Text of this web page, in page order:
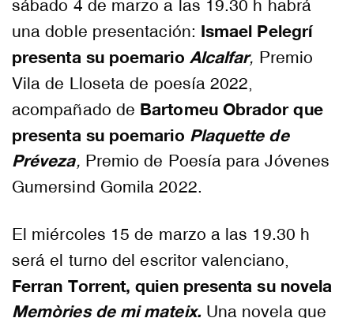
sábado 4 de marzo a las 19.30 h habrá
una doble presentación: Ismael Pelegrí
presenta su poemario Alcalfar, Premio
Vila de Lloseta de poesía 2022,
acompañado de Bartomeu Obrador que
presenta su poemario Plaquette de
Préveza, Premio de Poesía para Jóvenes
Gumersind Gomila 2022.
El miércoles 15 de marzo a las 19.30 h
será el turno del escritor valenciano,
Ferran Torrent, quien presenta su novela
Memòries de mi mateix.Una novela que